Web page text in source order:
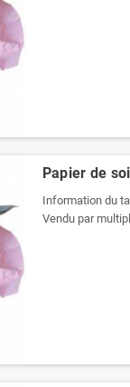
Papier de
Information du
Vendu par